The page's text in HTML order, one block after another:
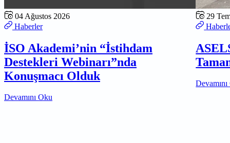
04 Ağustos 2026
Haberler
İSO Akademi’nin “İstihdam
Destekleri Webinarı”nda
Konuşmacı Olduk
Devamını Oku
29